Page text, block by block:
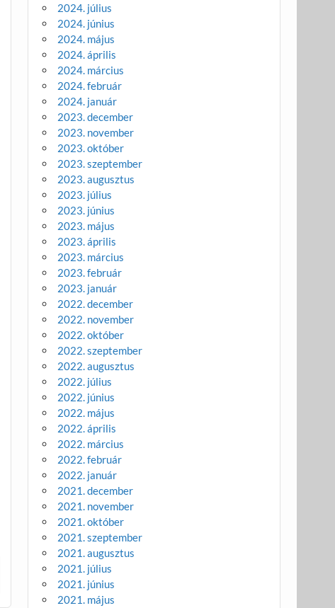
2024. július
2024. június
2024. május
2024. április
2024. március
2024. február
2024. január
2023. december
2023. november
2023. október
2023. szeptember
2023. augusztus
2023. július
2023. június
2023. május
2023. április
2023. március
2023. február
2023. január
2022. december
2022. november
2022. október
2022. szeptember
2022. augusztus
2022. július
2022. június
2022. május
2022. április
2022. március
2022. február
2022. január
2021. december
2021. november
2021. október
2021. szeptember
2021. augusztus
2021. július
2021. június
2021. május